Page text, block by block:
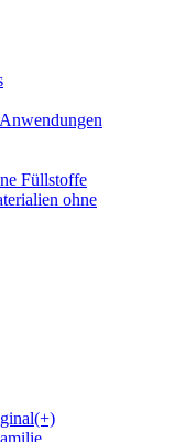
Füllstoffe
ohne